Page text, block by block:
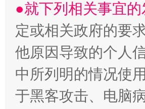
●就下列相关事宜
定或相关政府的要
他原因导致的个人
中所列明的情况使
于黑客攻击、电脑